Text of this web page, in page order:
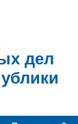
дел